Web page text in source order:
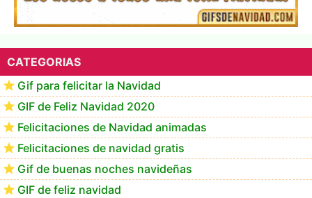
Los mejores GIF de buenos días navideños
CATEGORIAS
Gif para felicitar la Navidad
GIF de Feliz Navidad 2020
Felicitaciones de Navidad animadas
Felicitaciones de navidad gratis
Gif de buenas noches navideñas
GIF de feliz navidad